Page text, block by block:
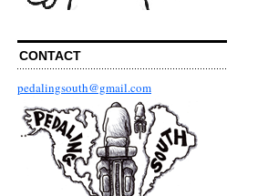
CONTACT
pedalingsouth@gmail.com